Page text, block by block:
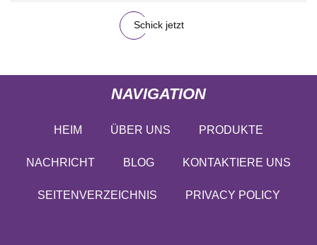
Schick jetzt
NAVIGATION
HEIM ÜBER UNS PRODUKTE
NACHRICHT BLOG KONTAKTIERE UNS
SEITENVERZEICHNIS PRIVACY POLICY